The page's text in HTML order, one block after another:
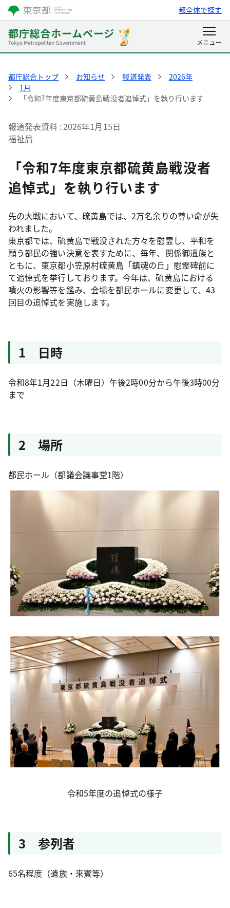
都全体で探す
都庁総合トップ お知らせ 報道発表
2026年
1月
「令和7年度東京都硫黄島戦没者追悼式」を執り行います
報道発表資料 2026年1月15日
福祉局
「令和7年度東京都硫黄島戦没者
追悼式」を執り行います
先の大戦において、硫黄島では、2万名余りの尊い命が失
われました。
東京都では、硫黄島で戦没された方々を慰霊し、平和を
願う都民の強い決意を表すために、毎年、関係御遺族と
ともに、東京都小笠原村硫黄島「鎮魂の丘」慰霊碑前に
て追悼式を挙行しております。今年は、硫黄島における
噴火の影響等を鑑み、会場を都民ホールに変更して、43
回目の追悼式を実施します。
1 日時
令和8年1月22日（木曜日）午後2時00分から午後3時00分
まで
2 場所
都民ホール（都議会議事堂1階）
令和5年度の追悼式の様子
3 参列者
65名程度（遺族・来賓等）